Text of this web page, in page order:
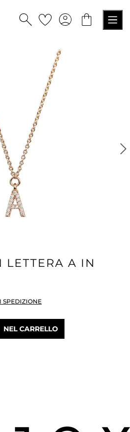
LETTERA A IN
SPEDIZIONE
inserisci la
NEL CARRELLO